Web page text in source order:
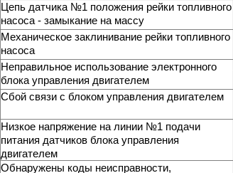
Цепь датчика №1 положения рейки топливного
насоса - замыкание на массу
Механическое заклинивание рейки топливного
насоса
Неправильное использование электронного
блока управления двигателем
Сбой связи с блоком управления двигателем
Низкое напряжение на линии №1 подачи
питания датчиков блока управления
двигателем
Обнаружены коды неисправности,